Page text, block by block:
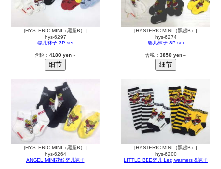
[HYSTERIC MINI（黑超B）]
hys-6297
婴儿袜子 3P-set
含税： 4180 yen～
[HYSTERIC MINI（黑超B）]
hys-6274
婴儿袜子 3P-set
含税： 3850 yen～
[HYSTERIC MINI（黑超B）]
hys-6264
ANGEL MINI花纹婴儿袜子
[HYSTERIC MINI（黑超B）]
hys-6200
LITTLE BEE婴儿 Leg warmers &袜子